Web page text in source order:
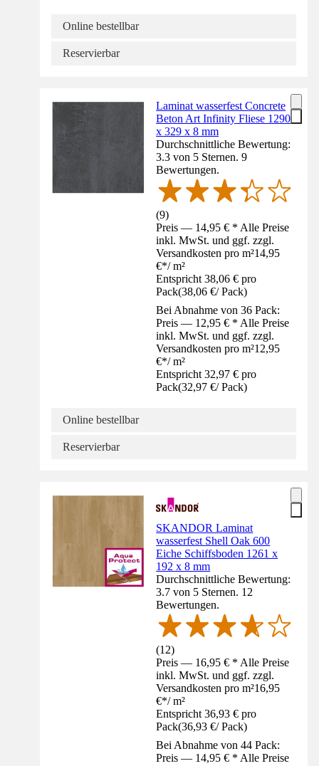
Online bestellbar
Reservierbar
Laminat wasserfest Concrete
Beton Art Infinity Fliese 1290
x 329 x 8 mm
Durchschnittliche Bewertung:
3.3 von 5 Sternen. 9
Bewertungen.
(9)
Preis — 14,95 € * Alle Preise
inkl. MwSt. und ggf. zzgl.
Versandkosten pro m²14,95
€*/ m²
Entspricht 38,06 € pro
Pack(38,06 €/ Pack)
Bei Abnahme von 36 Pack:
Preis — 12,95 € * Alle Preise
inkl. MwSt. und ggf. zzgl.
Versandkosten pro m²12,95
€*/ m²
Entspricht 32,97 € pro
Pack(32,97 €/ Pack)
Online bestellbar
Reservierbar
SKANDOR Laminat
wasserfest Shell Oak 600
Eiche Schiffsboden 1261 x
192 x 8 mm
Durchschnittliche Bewertung:
3.7 von 5 Sternen. 12
Bewertungen.
(12)
Preis — 16,95 € * Alle Preise
inkl. MwSt. und ggf. zzgl.
Versandkosten pro m²16,95
€*/ m²
Entspricht 36,93 € pro
Pack(36,93 €/ Pack)
Bei Abnahme von 44 Pack:
Preis — 14,95 € * Alle Preise